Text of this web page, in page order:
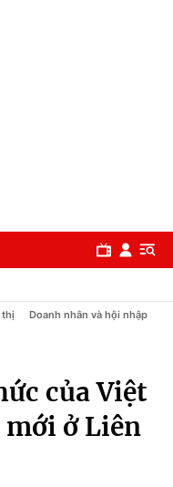
thị Doanh nhân và hội nhập
của Việt
ở Liên